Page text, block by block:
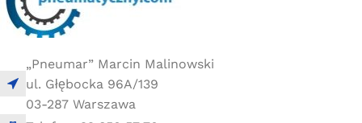
„Pneumar” Marcin Malinowski
ul. Głębocka 96A/139
03-287 Warszawa